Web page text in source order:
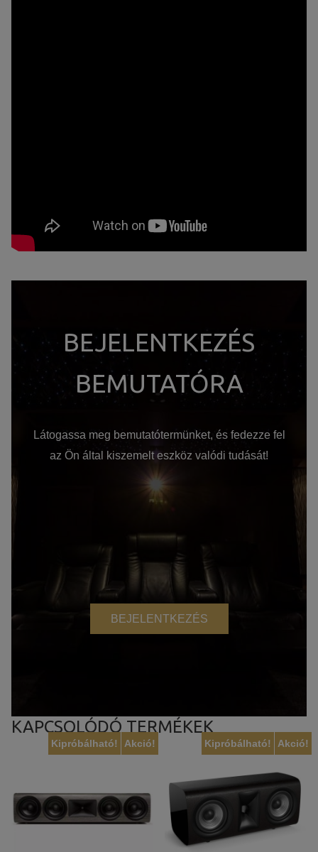
BEJELENTKEZÉS
BEMUTATÓRA
Látogassa meg bemutatótermünket, és fedezze fel
az Ön által kiszemelt eszköz valódi tudását!
BEJELENTKEZÉS
KAPCSOLÓDÓ TERMÉKEK
Akció!
Kipróbálható! Akció!
Kipróbálható!